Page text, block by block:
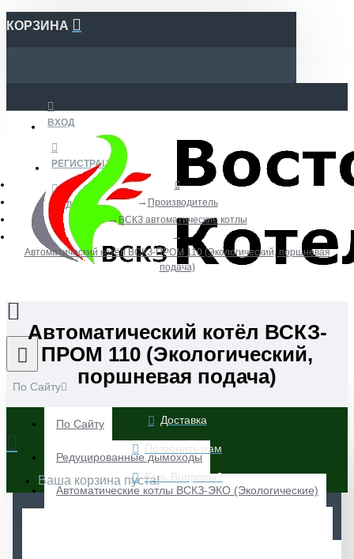
КОРЗИНА
ВХОД
РЕГИСТРАЦИЯ
ВИДЕО
По Сайту
По Сайту
Редуцированные дымоходы
Автоматические котлы ВСКЗ-ЭКО (Экологические)
Ваша корзина пуста!
Производитель
ВСКЗ автоматические котлы
Автоматический котёл ВСКЗ-ПРОМ 110 (Экологический, поршневая
подача)
Автоматический котёл ВСКЗ-
ПРОМ 110 (Экологический,
поршневая подача)
Доставка
Позвонить нам
Есть Вопросы?